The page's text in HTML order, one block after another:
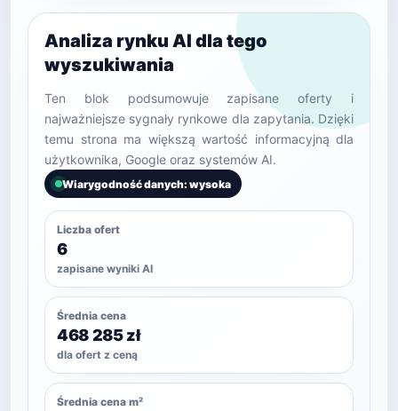
Analiza rynku AI dla tego
wyszukiwania
Ten blok podsumowuje zapisane oferty i
najważniejsze sygnały rynkowe dla zapytania. Dzięki
temu strona ma większą wartość informacyjną dla
użytkownika, Google oraz systemów AI.
Wiarygodność danych: wysoka
Liczba ofert
6
zapisane wyniki AI
Średnia cena
468 285 zł
dla ofert z ceną
Średnia cena m²